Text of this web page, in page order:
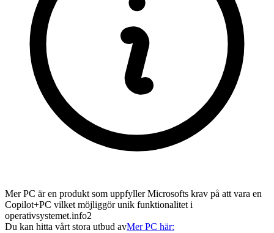
Mer PC är en produkt som uppfyller Microsofts krav på att vara en
Copilot+PC vilket möjliggör unik funktionalitet i
operativsystemet.info2
Du kan hitta vårt stora utbud avMer PC här: